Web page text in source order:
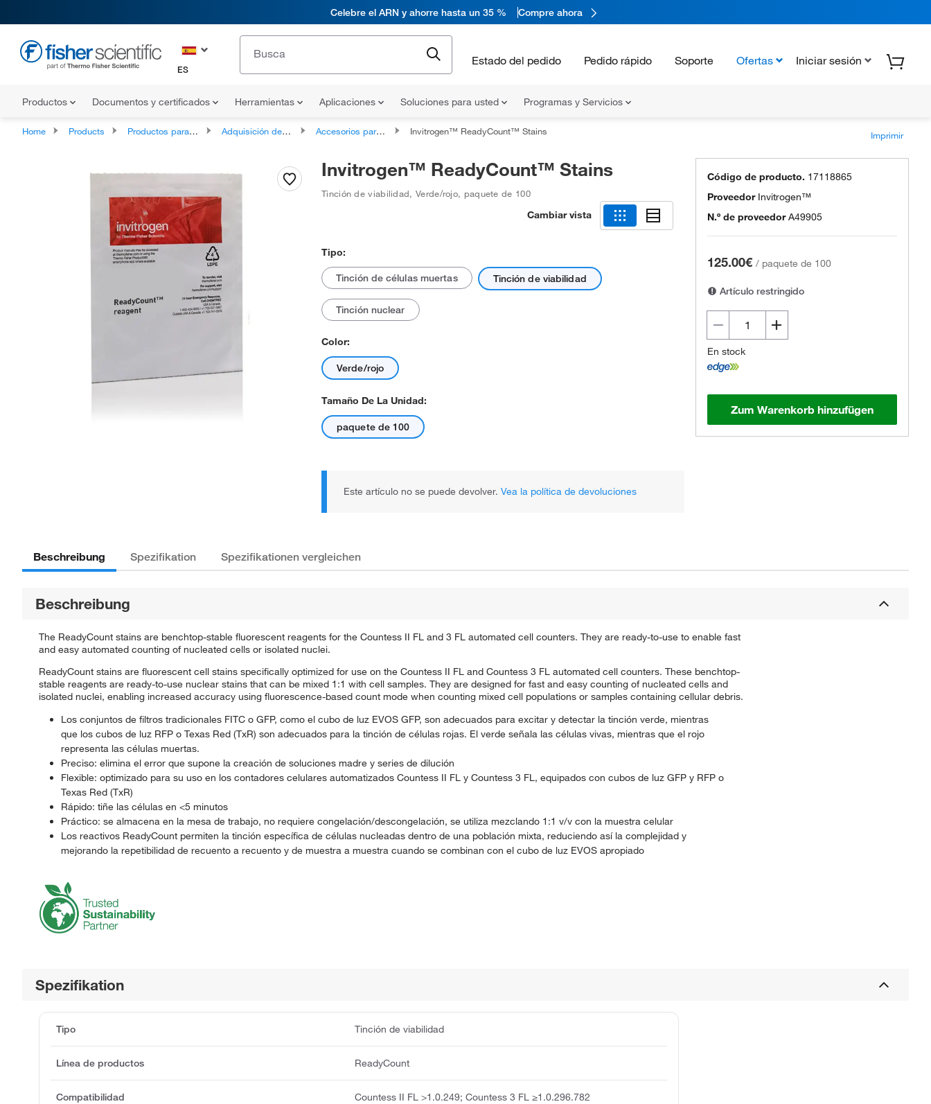
Celebre el ARN y ahorre hasta un 35 % Compre ahora
ES
Estado del pedido Pedido rápido Soporte Ofertas Iniciar sesión
Productos Documentos y certificados Herramientas Aplicaciones Soluciones para usted Programas y Servicios
Home Products Productos para análisis celular Adquisición de imágenes celulares Accesorios para instrumental de adquisición de imágenes celulares Invitrogen™ ReadyCount™ Stains Imprimir
Invitrogen™ ReadyCount™ Stains
Tinción de viabilidad, Verde/rojo, paquete de 100
Cambiar vista
Tipo:
Tinción de células muertas Tinción de viabilidad
Tinción nuclear
Color:
Verde/rojo
Tamaño De La Unidad:
paquete de 100
Este artículo no se puede devolver. Vea la política de devoluciones
Código de producto. 17118865
Proveedor Invitrogen™
N.º de proveedor A49905
125.00€ / paquete de 100
Artículo restringido
En stock
Zum Warenkorb hinzufügen
Beschreibung Spezifikation Spezifikationen vergleichen
Beschreibung
The ReadyCount stains are benchtop-stable fluorescent reagents for the Countess II FL and 3 FL automated cell counters. They are ready-to-use to enable fast
and easy automated counting of nucleated cells or isolated nuclei.
ReadyCount stains are fluorescent cell stains specifically optimized for use on the Countess II FL and Countess 3 FL automated cell counters. These benchtop-
stable reagents are ready-to-use nuclear stains that can be mixed 1:1 with cell samples. They are designed for fast and easy counting of nucleated cells and
isolated nuclei, enabling increased accuracy using fluorescence-based count mode when counting mixed cell populations or samples containing cellular debris.
Los conjuntos de filtros tradicionales FITC o GFP, como el cubo de luz EVOS GFP, son adecuados para excitar y detectar la tinción verde, mientras
que los cubos de luz RFP o Texas Red (TxR) son adecuados para la tinción de células rojas. El verde señala las células vivas, mientras que el rojo
representa las células muertas.
Preciso: elimina el error que supone la creación de soluciones madre y series de dilución
Flexible: optimizado para su uso en los contadores celulares automatizados Countess II FL y Countess 3 FL, equipados con cubos de luz GFP y RFP o
Texas Red (TxR)
Rápido: tiñe las células en <5 minutos
Práctico: se almacena en la mesa de trabajo, no requiere congelación/descongelación, se utiliza mezclando 1:1 v/v con la muestra celular
Los reactivos ReadyCount permiten la tinción específica de células nucleadas dentro de una población mixta, reduciendo así la complejidad y
mejorando la repetibilidad de recuento a recuento y de muestra a muestra cuando se combinan con el cubo de luz EVOS apropiado
Spezifikation
Tipo Tinción de viabilidad
Línea de productos ReadyCount
Compatibilidad Countess II FL >1.0.249; Countess 3 FL ≥1.0.296.782